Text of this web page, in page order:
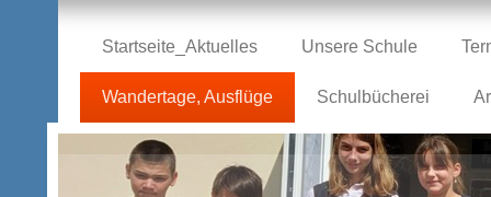
Startseite_Aktuelles Unsere Schule
Wandertage, Ausflüge Schulbücherei